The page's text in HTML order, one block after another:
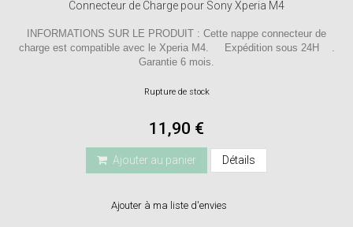
Connecteur de Charge pour Sony Xperia M4
INFORMATIONS SUR LE PRODUIT : Cette nappe connecteur de
charge est compatible avec le Xperia M4. Expédition sous 24H .
Garantie 6 mois.
Rupture de stock
11,90 €
Ajouter au panier Détails
Ajouter à ma liste d'envies